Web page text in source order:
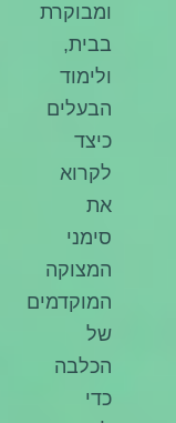
ומבוקרת
בבית,
ולימוד
הבעלים
כיצד
לקרוא
את
סימני
המצוקה
המוקדמים
של
הכלבה
כדי